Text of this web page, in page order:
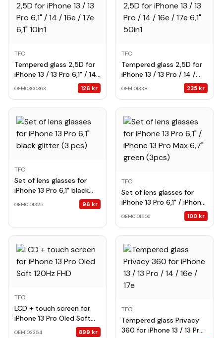
TFO
Tempered glass 2,5D for
iPhone 13 / 13 Pro 6,1" / 14
OEM0300363 126 kr
TFO
Tempered glass 2,5D for
iPhone 13 / 13 Pro / 14 /
OEM101338 235 kr
TFO
Set of lens glasses for
iPhone 13 Pro 6,1" black
OEM0101325 96 kr
TFO
Set of lens glasses for
iPhone 13 Pro 6,1" / iPhone
13 Pro Max 6,7" green
OEM0101506 100 kr
TFO
LCD + touch screen for
iPhone 13 Pro Oled Soft
OEM103354 899 kr
TFO
Tempered glass Privacy
360 for iPhone 13 / 13 Pro